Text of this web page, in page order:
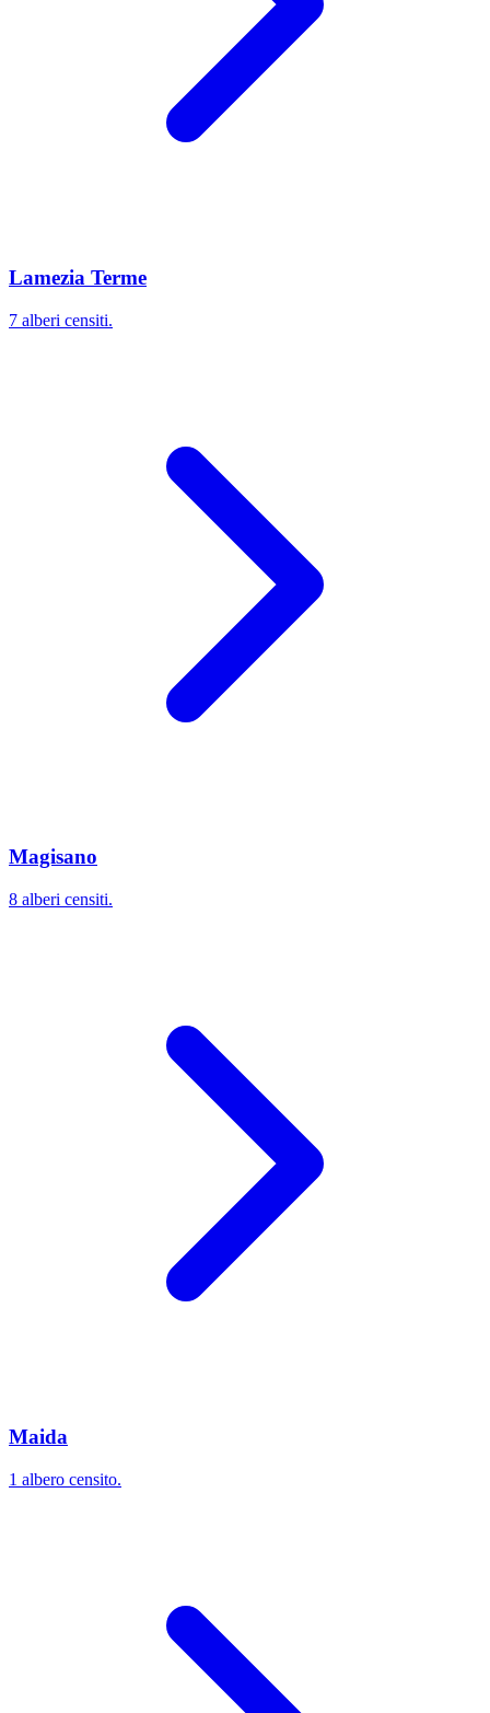
Lamezia Terme
7 alberi censiti.
Magisano
8 alberi censiti.
Maida
1 albero censito.